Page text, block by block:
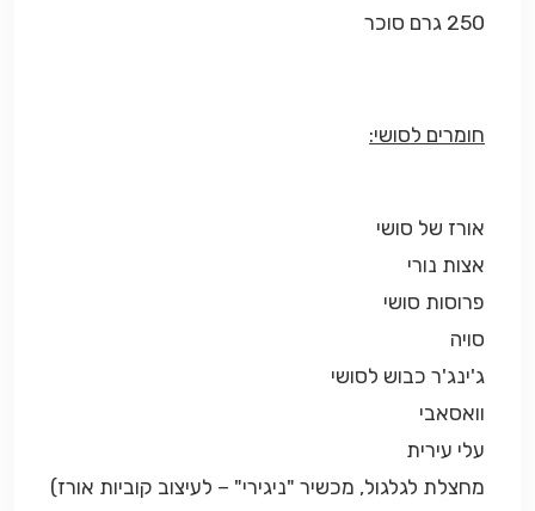
250 גרם סוכר
חומרים לסושי:
אורז של סושי
אצות נורי
פרוסות סושי
סויה
ג'ינג'ר כבוש לסושי
וואסאבי
עלי עירית
מחצלת לגלגול, מכשיר "ניגירי" – לעיצוב קוביות אורז)